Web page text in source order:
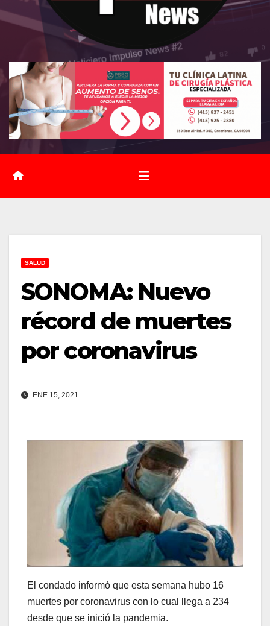
SALUD
SONOMA: Nuevo
récord de muertes
por coronavirus
ENE 15, 2021
El condado informó que esta semana hubo 16
muertes por coronavirus con lo cual llega a 234
desde que se inició la pandemia.